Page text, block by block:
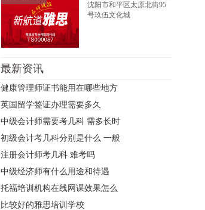
沈阳市和平区太原北街95
号玖伍文化城
最新资讯
健康管理师证书能用在哪些地方
英国留学签证办理需要多久
中级会计师需要考几科 需多长时
初级会计考几科分别是什么 一般
注册会计师考几科 难考吗
中级经济师有什么用途和待遇
托福培训机构在线网课效果怎么
比较好的雅思培训学校